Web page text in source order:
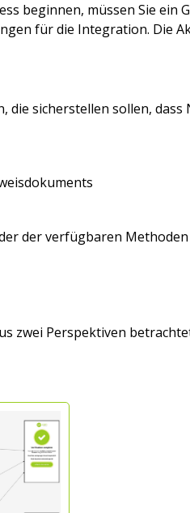
beginnen, müssen Sie
für die Integration. Die
die sicherstellen sollen,
der verfügbaren
zwei Perspektiven